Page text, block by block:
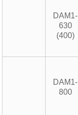
DAM1-
630
(400)
DAM1-
800